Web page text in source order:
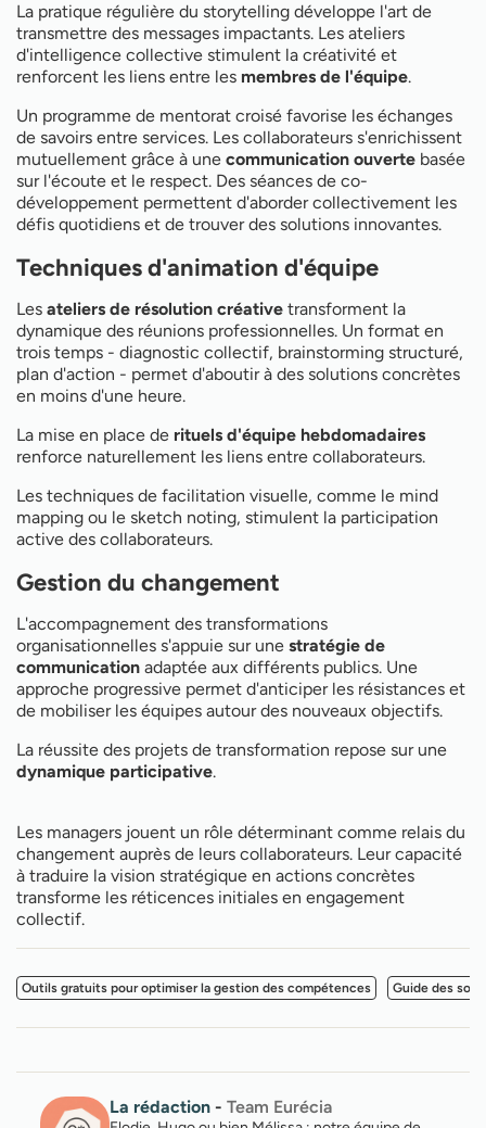
La pratique régulière du storytelling développe l'art de
transmettre des messages impactants. Les ateliers
d'intelligence collective stimulent la créativité et
renforcent les liens entre les membres de l'équipe.
Un programme de mentorat croisé favorise les échanges
de savoirs entre services. Les collaborateurs s'enrichissent
mutuellement grâce à une communication ouverte basée
sur l'écoute et le respect. Des séances de co-
développement permettent d'aborder collectivement les
défis quotidiens et de trouver des solutions innovantes.
Techniques d'animation d'équipe
Les ateliers de résolution créative transforment la
dynamique des réunions professionnelles. Un format en
trois temps - diagnostic collectif, brainstorming structuré,
plan d'action - permet d'aboutir à des solutions concrètes
en moins d'une heure.
La mise en place de rituels d'équipe hebdomadaires
renforce naturellement les liens entre collaborateurs.
Les techniques de facilitation visuelle, comme le mind
mapping ou le sketch noting, stimulent la participation
active des collaborateurs.
Gestion du changement
L'accompagnement des transformations
organisationnelles s'appuie sur une stratégie de
communication adaptée aux différents publics. Une
approche progressive permet d'anticiper les résistances et
de mobiliser les équipes autour des nouveaux objectifs.
La réussite des projets de transformation repose sur une
dynamique participative.
Les managers jouent un rôle déterminant comme relais du
changement auprès de leurs collaborateurs. Leur capacité
à traduire la vision stratégique en actions concrètes
transforme les réticences initiales en engagement
collectif.
Outils gratuits pour optimiser la gestion des compétences Guide des soft
La rédaction - Team Eurécia